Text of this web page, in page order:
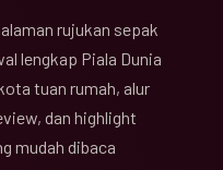
rujukan sepak
lengkap Piala Dunia
tuan rumah, alur
dan highlight
mudah dibaca